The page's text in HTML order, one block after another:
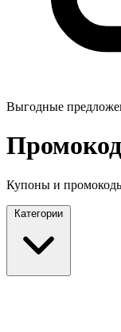
Выгодные
Купоны и
Категории